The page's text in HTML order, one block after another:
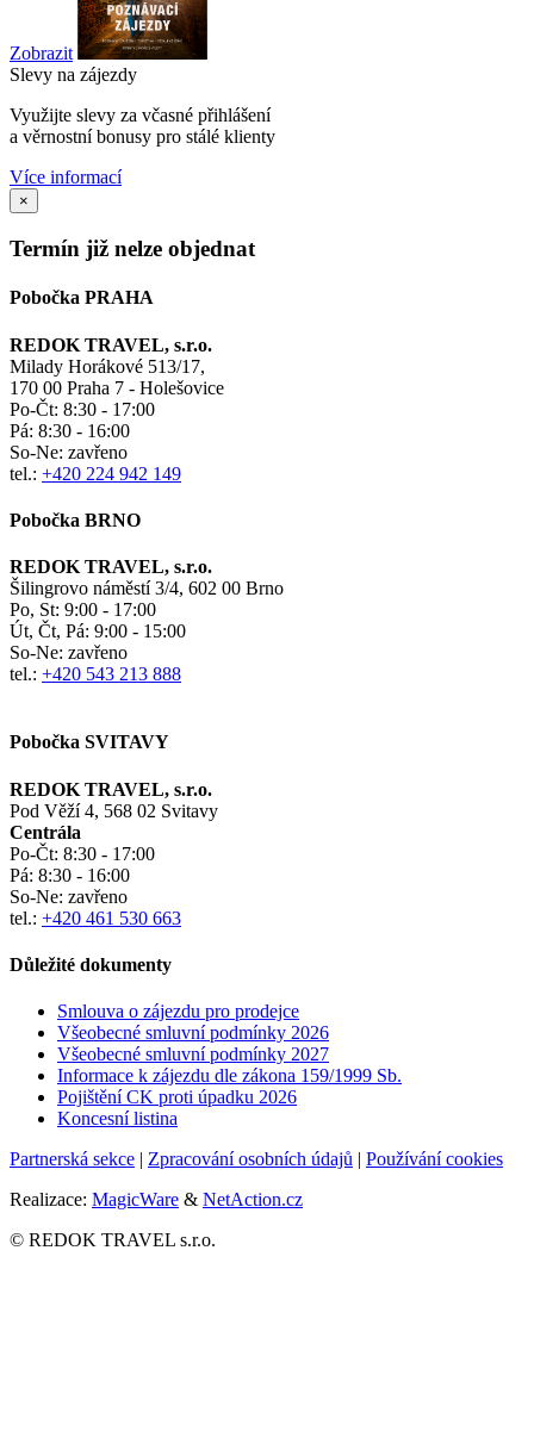
Zobrazit
Slevy na zájezdy
Využijte slevy za včasné přihlášení
a věrnostní bonusy pro stálé klienty
Více informací
×
Termín již nelze objednat
Pobočka PRAHA
REDOK TRAVEL, s.r.o.
Milady Horákové 513/17,
170 00 Praha 7 - Holešovice
Po-Čt: 8:30 - 17:00
Pá: 8:30 - 16:00
So-Ne: zavřeno
tel.: +420 224 942 149
Pobočka BRNO
REDOK TRAVEL, s.r.o.
Šilingrovo náměstí 3/4, 602 00 Brno
Po, St: 9:00 - 17:00
Út, Čt, Pá: 9:00 - 15:00
So-Ne: zavřeno
tel.: +420 543 213 888
Pobočka SVITAVY
REDOK TRAVEL, s.r.o.
Pod Věží 4, 568 02 Svitavy
Centrála
Po-Čt: 8:30 - 17:00
Pá: 8:30 - 16:00
So-Ne: zavřeno
tel.: +420 461 530 663
Důležité dokumenty
Smlouva o zájezdu pro prodejce
Všeobecné smluvní podmínky 2026
Všeobecné smluvní podmínky 2027
Informace k zájezdu dle zákona 159/1999 Sb.
Pojištění CK proti úpadku 2026
Koncesní listina
Partnerská sekce | Zpracování osobních údajů | Používání cookies
Realizace: MagicWare & NetAction.cz
© REDOK TRAVEL s.r.o.